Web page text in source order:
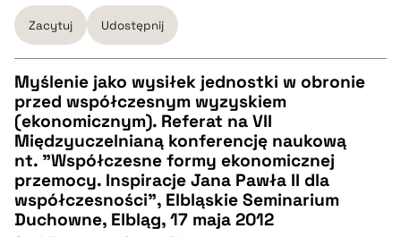
BIBTEX
pobierz cytat
Zacytuj Udostępnij
CZYSTY TEKST
pobierz cytat
BIBTEX
Myślenie jako wysiłek jednostki w obronie
przed współczesnym wyzyskiem
(ekonomicznym). Referat na VII
Międzyuczelnianą konferencję naukową
nt. "Współczesne formy ekonomicznej
przemocy. Inspiracje Jana Pawła II dla
współczesności", Elbląskie Seminarium
Duchowne, Elbląg, 17 maja 2012